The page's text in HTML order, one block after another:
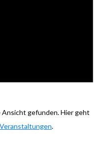
Ansicht gefunden. Hier geht
.